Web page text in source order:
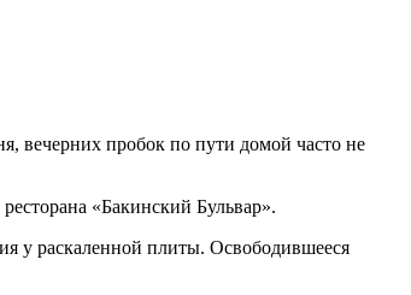
вечерних пробок по пути домой часто не
ресторана «Бакинский Бульвар».
у раскаленной плиты. Освободившееся